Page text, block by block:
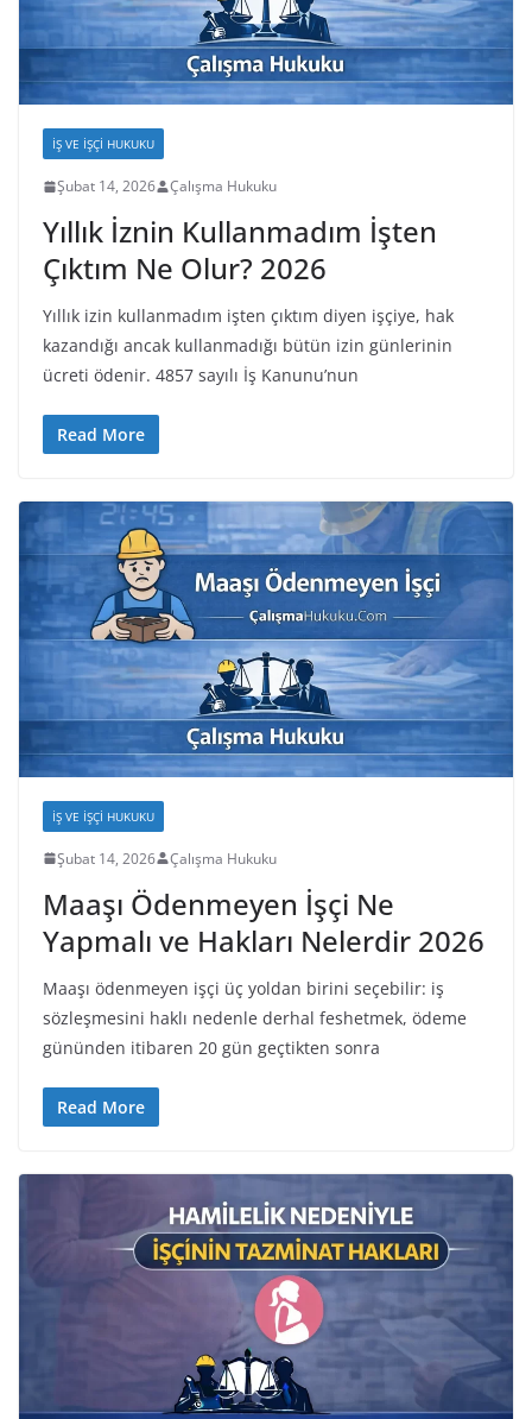
İŞ VE İŞÇI HUKUKU
Şubat 14, 2026 Çalışma Hukuku
Yıllık İznin Kullanmadım İşten
Çıktım Ne Olur? 2026
Yıllık izin kullanmadım işten çıktım diyen işçiye, hak
kazandığı ancak kullanmadığı bütün izin günlerinin
ücreti ödenir. 4857 sayılı İş Kanunu’nun
Read More
İŞ VE İŞÇI HUKUKU
Şubat 14, 2026 Çalışma Hukuku
Maaşı Ödenmeyen İşçi Ne
Yapmalı ve Hakları Nelerdir 2026
Maaşı ödenmeyen işçi üç yoldan birini seçebilir: iş
sözleşmesini haklı nedenle derhal feshetmek, ödeme
gününden itibaren 20 gün geçtikten sonra
Read More